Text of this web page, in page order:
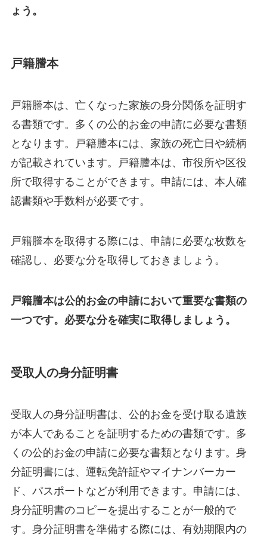
ょう。
戸籍謄本
戸籍謄本は、亡くなった家族の身分関係を証明す
る書類です。多くの公的お金の申請に必要な書類
となります。戸籍謄本には、家族の死亡日や続柄
が記載されています。戸籍謄本は、市役所や区役
所で取得することができます。申請には、本人確
認書類や手数料が必要です。
戸籍謄本を取得する際には、申請に必要な枚数を
確認し、必要な分を取得しておきましょう。
戸籍謄本は公的お金の申請において重要な書類の
一つです。必要な分を確実に取得しましょう。
受取人の身分証明書
受取人の身分証明書は、公的お金を受け取る遺族
が本人であることを証明するための書類です。多
くの公的お金の申請に必要な書類となります。身
分証明書には、運転免許証やマイナンバーカー
ド、パスポートなどが利用できます。申請には、
身分証明書のコピーを提出することが一般的で
す。身分証明書を準備する際には、有効期限内の